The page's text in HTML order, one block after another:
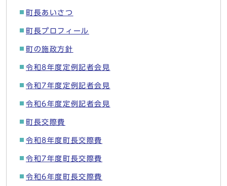
町長あいさつ
町長プロフィール
町の施政方針
令和8年度定例記者会見
令和7年度定例記者会見
令和6年度定例記者会見
町長交際費
令和8年度町長交際費
令和7年度町長交際費
令和6年度町長交際費